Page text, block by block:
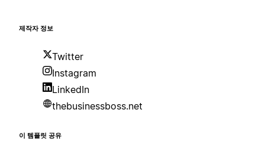
제작자 정보
Twitter
Instagram
LinkedIn
thebusinessboss.net
이 템플릿 공유